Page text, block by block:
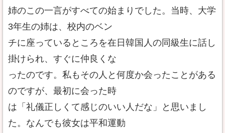
姉のこの一言がすべての始まりでした。当時、大学
3年生の姉は、校内のベン
チに座っているところを在日韓国人の同級生に話し
掛けられ、すぐに仲良くな
ったのです。私もその人と何度か会ったことがある
のですが、最初に会った時
は「礼儀正しくて感じのいい人だな」と思いまし
た。なんでも彼女は平和運動